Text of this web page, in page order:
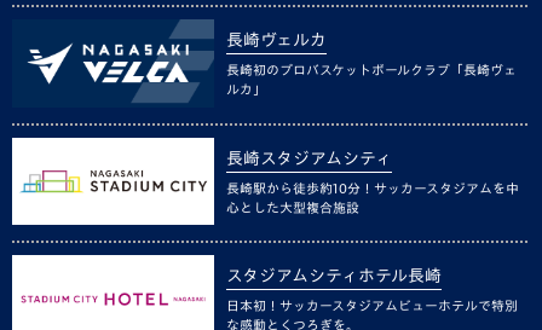
長崎ヴェルカ
長崎初のプロバスケットボールクラブ「長崎ヴェ
ルカ」
長崎スタジアムシティ
長崎駅から徒歩約10分！サッカースタジアムを中
心とした大型複合施設
スタジアムシティホテル長崎
日本初！サッカースタジアムビューホテルで特別
な感動とくつろぎを。